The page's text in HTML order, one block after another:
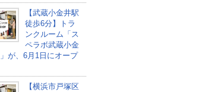
【武蔵小金井駅
徒歩6分】トラ
ンクルーム「ス
ペラボ武蔵小金
が、6月1日にオープ
【横浜市戸塚区